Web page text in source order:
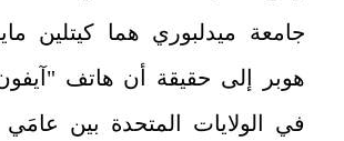
جامعة ميدلبوري هما كيتلين
هوبر إلى حقيقة أن هاتف